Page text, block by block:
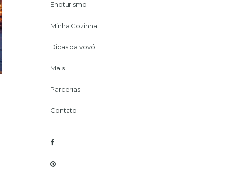
Enoturismo
Minha Cozinha
Dicas da vovó
Mais
Parcerias
Contato